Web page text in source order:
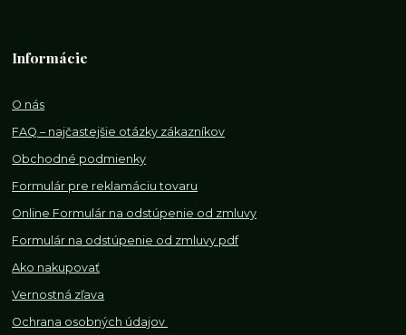
Informácie
O nás
FAQ – najčastejšie otázky zákazníkov
Obchodné podmienky
Formulár pre reklamáciu tovaru
Online Formulár na odstúpenie od zmluvy
Formulár na odstúpenie od zmluvy pdf
Ako nakupovať
Vernostná zľava
Ochrana osobných údajov